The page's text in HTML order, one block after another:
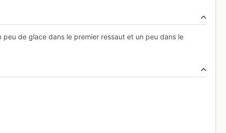
de glace dans le premier ressaut et un peu dans le